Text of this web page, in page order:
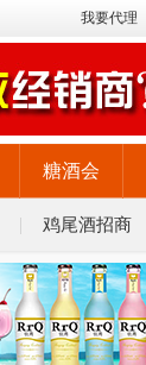
我要代理
糖酒会
鸡尾酒招商